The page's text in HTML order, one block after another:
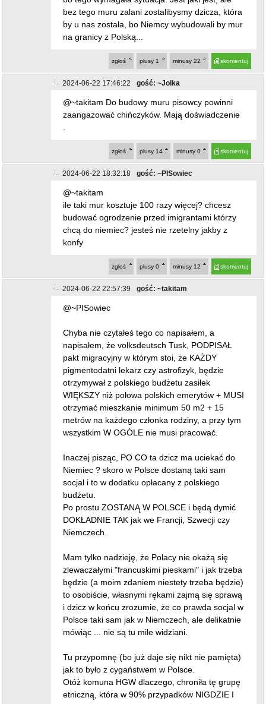
bez tego muru zalani zostalibysmy dzicza, która
by u nas została, bo Niemcy wybudowali by mur
na granicy z Polską...
skomentuj
minusy 22
plusy 1
zgłoś
2024-06-22 17:46:22 gość: ~Jolka
@~takitam Do budowy muru pisowcy powinni
zaangażować chińczyków. Mają doświadczenie
.
skomentuj
minusy 0
plusy 14
zgłoś
2024-06-22 18:32:18 gość: ~PISowiec
@~takitam
ile taki mur kosztuje 100 razy więcej? chcesz
budować ogrodzenie przed imigrantami którzy
chcą do niemiec? jesteś nie rzetelny jakby z
konfy
skomentuj
minusy 12
plusy 0
zgłoś
2024-06-22 22:57:39 gość: ~takitam
@~PISowiec
Chyba nie czytałeś tego co napisałem, a
napisałem, że volksdeutsch Tusk, PODPISAŁ
pakt migracyjny w którym stoi, że KAŻDY
pigmentodatni lekarz czy astrofizyk, będzie
otrzymywał z polskiego budżetu zasiłek
WIĘKSZY niż połowa polskich emerytów + MUSI
otrzymać mieszkanie minimum 50 m2 + 15
metrów na każdego członka rodziny, a przy tym
wszystkim W OGÓLE nie musi pracować.
Inaczej pisząc, PO CO ta dzicz ma uciekać do
Niemiec ? skoro w Polsce dostaną taki sam
socjal i to w dodatku opłacany z polskiego
budżetu.
Po prostu ZOSTANĄ W POLSCE i będą dymić
DOKŁADNIE TAK jak we Francji, Szwecji czy
Niemczech.
Mam tylko nadzieję, że Polacy nie okażą się
zlewaczałymi "francuskimi pieskami" i jak trzeba
będzie (a moim zdaniem niestety trzeba będzie)
to osobiście, własnymi rękami zajmą się sprawą
i dzicz w końcu zrozumie, że co prawda socjal w
Polsce taki sam jak w Niemczech, ale delikatnie
mówiąc ... nie są tu mile widziani.
Tu przypomnę (bo już daje się nikt nie pamięta)
jak to było z cygaństwem w Polsce.
Otóż komuna HGW dlaczego, chroniła tę grupę
etniczną, która w 90% przypadków NIGDZIE I